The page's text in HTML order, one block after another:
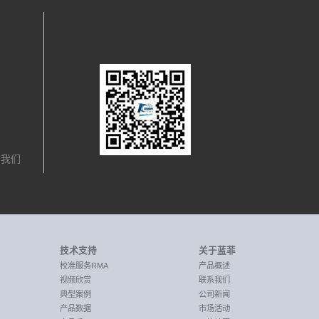
们
技术支持
校准服务RMA
视频欣赏
典型案例
产品数据
关于蓝菲
产品概述
联系我们
公司新闻
市场活动